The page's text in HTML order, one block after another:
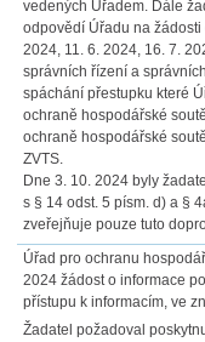
vedených Úřadem. Dále
odpovědí Úřadu na
2024, 11. 6. 2024, 16. 7.
správních řízení a
spáchání přestupku které
ochraně hospodářské
ochraně hospodářské
ZVTS.
Dne 3. 10. 2024 byly
s § 14 odst. 5 písm. d) a §
zveřejňuje pouze tuto
Úřad pro ochranu
2024 žádost o informace
přístupu k informacím, ve
Žadatel požadoval